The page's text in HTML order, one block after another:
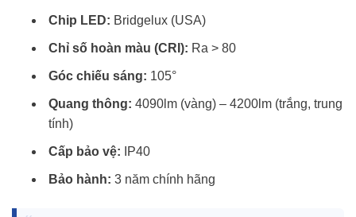
Chip LED: Bridgelux (USA)
Chỉ số hoàn màu (CRI): Ra > 80
Góc chiếu sáng: 105°
Quang thông: 4090lm (vàng) – 4200lm (trắng, trung
tính)
Cấp bảo vệ: IP40
Bảo hành: 3 năm chính hãng